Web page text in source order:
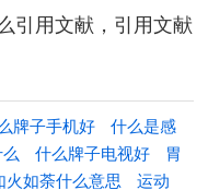
引用文献，引用文献
牌子手机好
什么是感
什么牌子电视好
胃
火如荼什么意思 运动